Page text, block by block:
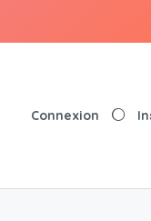
Connexion